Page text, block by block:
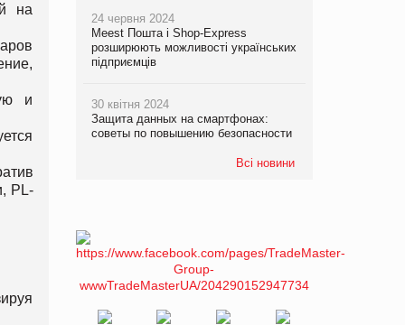
на
и
PL-
24 червня 2024
Meest Пошта і Shop-Express
розширюють можливості українських
підприємців
30 квітня 2024
Защита данных на смартфонах:
советы по повышению безопасности
Всі новини